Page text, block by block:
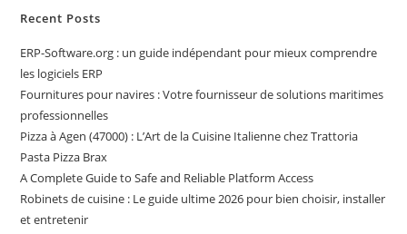
Recent Posts
ERP-Software.org : un guide indépendant pour mieux comprendre
les logiciels ERP
Fournitures pour navires : Votre fournisseur de solutions maritimes
professionnelles
Pizza à Agen (47000) : L’Art de la Cuisine Italienne chez Trattoria
Pasta Pizza Brax
A Complete Guide to Safe and Reliable Platform Access
Robinets de cuisine : Le guide ultime 2026 pour bien choisir, installer
et entretenir